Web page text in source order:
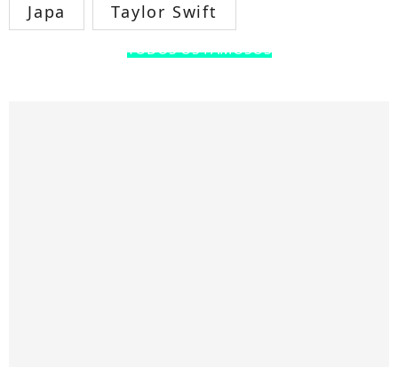
Japa Taylor Swift
TODOS OS FAMOSOS